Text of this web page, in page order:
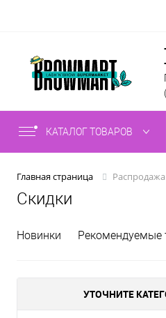
КАТАЛОГ ТОВАРОВ
Главная страница Распродажа
Скидки
Новинки Рекомендуемые
УТОЧНИТЕ